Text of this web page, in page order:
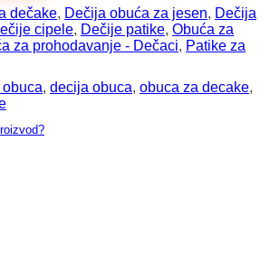
dečake, Dečija obuća za jesen, Dečija
cipele, Dečije patike, Obuća za
za prohodavanje - Dečaci, Patike za
, decija obuca, obuca za decake,